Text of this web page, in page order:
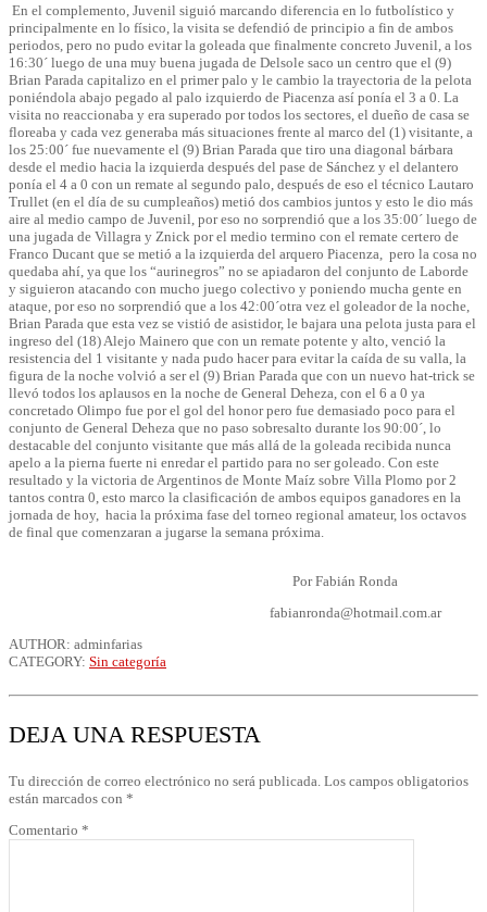
En el complemento, Juvenil siguió marcando diferencia en lo futbolístico y
principalmente en lo físico, la visita se defendió de principio a fin de ambos
periodos, pero no pudo evitar la goleada que finalmente concreto Juvenil, a los
16:30´ luego de una muy buena jugada de Delsole saco un centro que el (9)
Brian Parada capitalizo en el primer palo y le cambio la trayectoria de la pelota
poniéndola abajo pegado al palo izquierdo de Piacenza así ponía el 3 a 0. La
visita no reaccionaba y era superado por todos los sectores, el dueño de casa se
floreaba y cada vez generaba más situaciones frente al marco del (1) visitante, a
los 25:00´ fue nuevamente el (9) Brian Parada que tiro una diagonal bárbara
desde el medio hacia la izquierda después del pase de Sánchez y el delantero
ponía el 4 a 0 con un remate al segundo palo, después de eso el técnico Lautaro
Trullet (en el día de su cumpleaños) metió dos cambios juntos y esto le dio más
aire al medio campo de Juvenil, por eso no sorprendió que a los 35:00´ luego de
una jugada de Villagra y Znick por el medio termino con el remate certero de
Franco Ducant que se metió a la izquierda del arquero Piacenza, pero la cosa no
quedaba ahí, ya que los “aurinegros” no se apiadaron del conjunto de Laborde
y siguieron atacando con mucho juego colectivo y poniendo mucha gente en
ataque, por eso no sorprendió que a los 42:00´otra vez el goleador de la noche,
Brian Parada que esta vez se vistió de asistidor, le bajara una pelota justa para el
ingreso del (18) Alejo Mainero que con un remate potente y alto, venció la
resistencia del 1 visitante y nada pudo hacer para evitar la caída de su valla, la
figura de la noche volvió a ser el (9) Brian Parada que con un nuevo hat-trick se
llevó todos los aplausos en la noche de General Deheza, con el 6 a 0 ya
concretado Olimpo fue por el gol del honor pero fue demasiado poco para el
conjunto de General Deheza que no paso sobresalto durante los 90:00´, lo
destacable del conjunto visitante que más allá de la goleada recibida nunca
apelo a la pierna fuerte ni enredar el partido para no ser goleado. Con este
resultado y la victoria de Argentinos de Monte Maíz sobre Villa Plomo por 2
tantos contra 0, esto marco la clasificación de ambos equipos ganadores en la
jornada de hoy, hacia la próxima fase del torneo regional amateur, los octavos
de final que comenzaran a jugarse la semana próxima.
Por Fabián Ronda
fabianronda@hotmail.com.ar
AUTHOR: adminfarias
CATEGORY: Sin categoría
DEJA UNA RESPUESTA
Tu dirección de correo electrónico no será publicada. Los campos obligatorios
están marcados con *
Comentario *